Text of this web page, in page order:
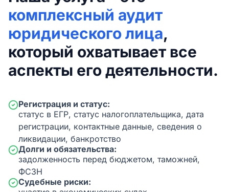
комплексный аудит
юридического лица,
который охватывает все
аспекты его деятельности.
Регистрация и статус:
статус в ЕГР, статус налогоплательщика, дата
регистрации, контактные данные, сведения о
ликвидации, банкротство
Долги и обязательства:
задолженность перед бюджетом, таможней,
ФСЗН
Судебные риски: